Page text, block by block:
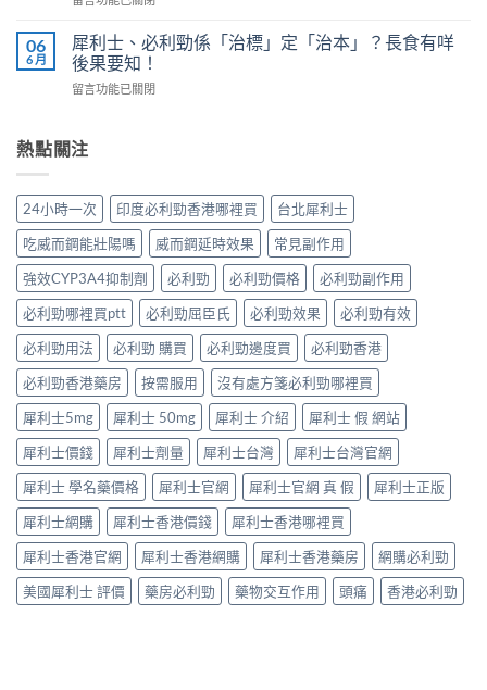
南：
港
男
性
的
正
用
法〉
中
號
我
評
＋
用
效
全
指
南，
香
港
男
性
必
讀〉
中
犀
利
士
長
較：
適
合
「長
期
管
理」？〉
中
內
陽
痿：
晨
自
獨
同
老
婆
唔
硬
——
呢
類
ED
唔
係
「壞
咗」，
係
心
因
型〉
中
06
6 月
犀利士、必利勁係「治標」定「治本」？長食有咩
後果要知！
在
士、
必
勁
「治
標」
定
「治
本」？
長
食
有
咩
後
果
要
知！〉
中
留言功能已關閉
熱點關注
24小時一次 印度必利勁香港哪裡買
台北犀利士
吃威而鋼能壯陽嗎
威而鋼延時效果
常見副作用
強效CYP3A4抑制劑
必利勁 必利勁價格
必利勁副作用
必利勁哪裡買ptt
必利勁屈臣氏 必利勁效果
必利勁有效
必利勁用法
必利勁 購買 必利勁邊度買
必利勁香港
必利勁香港藥房
按需服用
沒有處方箋必利勁哪裡買
犀利士5mg
犀利士 50mg 犀利士 介紹
犀利士 假 網站
犀利士價錢
犀利士劑量 犀利士台灣
犀利士台灣官網
犀利士 學名藥價格
犀利士官網 犀利士官網 真 假
犀利士正版
犀利士網購
犀利士香港價錢
犀利士香港哪裡買
犀利士香港官網
犀利士香港網購 犀利士香港藥房
網購必利勁
美國犀利士 評價
藥房必利勁 藥物交互作用 頭痛 香港必利勁